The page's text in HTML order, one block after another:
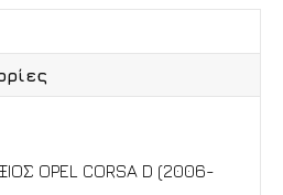
OPEL CORSA D (2006-